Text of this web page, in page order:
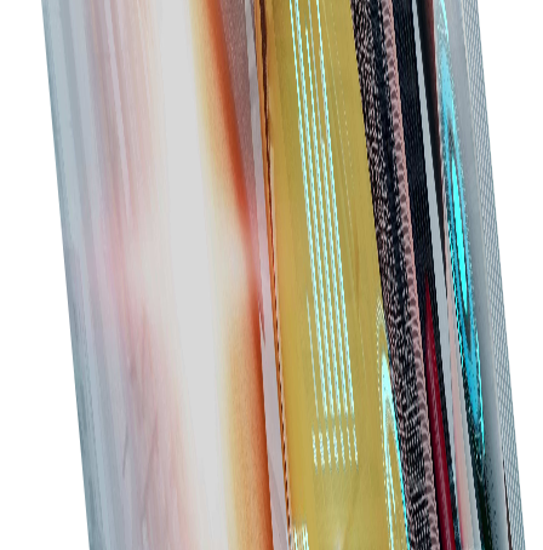
Theo dõi tồn kho
Theo dõi vật liệu và nguồn cung để tránh thiếu hụt và
tồn kho dư thừa.
Truy cập di động
Quản lý mua sắm mọi lúc với nền tảng thân thiện di
động.